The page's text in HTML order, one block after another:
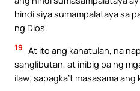
hindi siya sumampalataya sa
ng Dios.
19 At ito ang kahatulan, na
sanglibutan, at inibig pa ng
ilaw; sapagka’t masasama